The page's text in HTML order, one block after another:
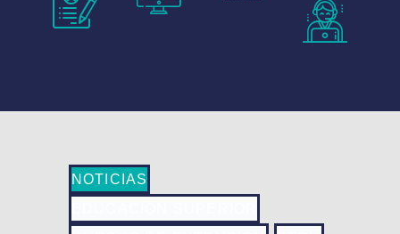
NOTICIAS